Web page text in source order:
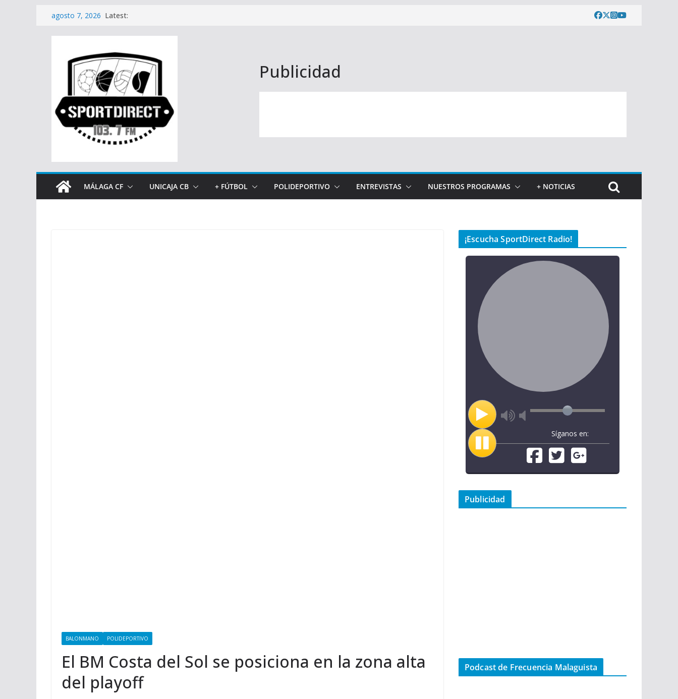
Saltaragosto 7, 2026 Latest:
Publicidad
MÁLAGA CF UNICAJA CB + FÚTBOL POLIDEPORTIVO ENTREVISTAS NUESTROS PROGRAMAS + NOTICIAS
BALONMANO POLIDEPORTIVO
El BM Costa del Sol se posiciona en la zona alta
del playoff
¡Escucha SportDirect Radio!
Síganos en:
Publicidad
Podcast de Frecuencia Malaguista